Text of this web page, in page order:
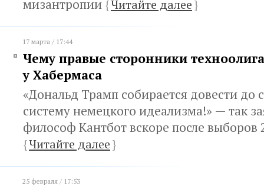
мизантропии {Читайте далее}
17 марта / 17:44
Чему правые сторонники
у Хабермаса
«Дональд Трамп собирается довести до
систему немецкого идеализма!» — так
философ Кантбот вскоре после выборов
{Читайте далее}
25 февраля / 17:53